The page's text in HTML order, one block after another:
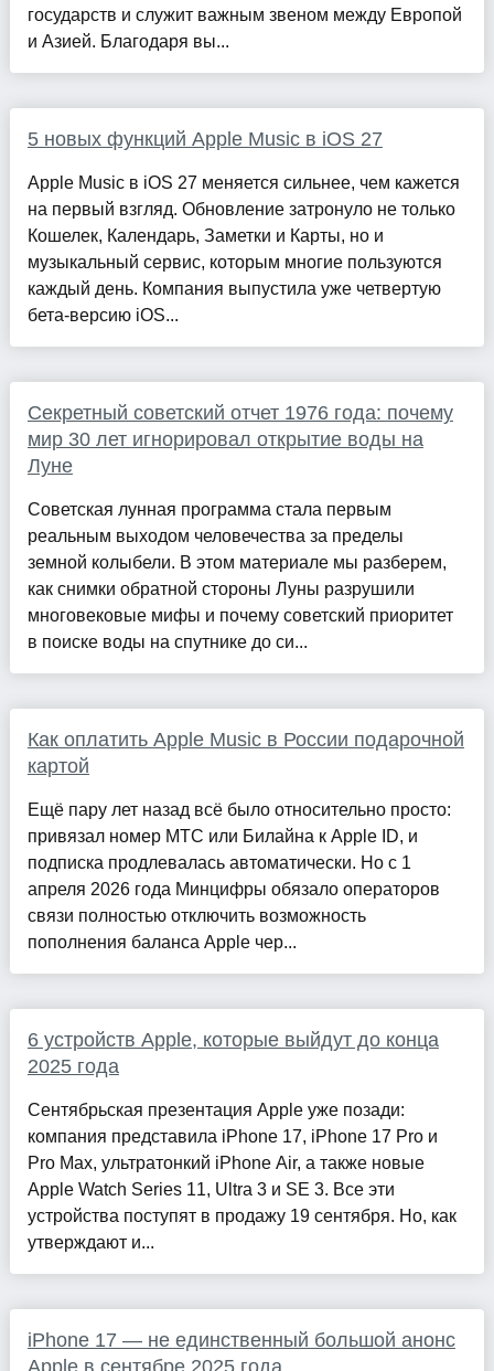
государств и служит важным звеном между Европой
и Азией. Благодаря вы...
5 новых функций Apple Music в iOS 27
Apple Music в iOS 27 меняется сильнее, чем кажется
на первый взгляд. Обновление затронуло не только
Кошелек, Календарь, Заметки и Карты, но и
музыкальный сервис, которым многие пользуются
каждый день. Компания выпустила уже четвертую
бета-версию iOS...
Секретный советский отчет 1976 года: почему
мир 30 лет игнорировал открытие воды на
Луне
Советская лунная программа стала первым
реальным выходом человечества за пределы
земной колыбели. В этом материале мы разберем,
как снимки обратной стороны Луны разрушили
многовековые мифы и почему советский приоритет
в поиске воды на спутнике до си...
Как оплатить Apple Music в России подарочной
картой
Ещё пару лет назад всё было относительно просто:
привязал номер МТС или Билайна к Apple ID, и
подписка продлевалась автоматически. Но с 1
апреля 2026 года Минцифры обязало операторов
связи полностью отключить возможность
пополнения баланса Apple чер...
6 устройств Apple, которые выйдут до конца
2025 года
Сентябрьская презентация Apple уже позади:
компания представила iPhone 17, iPhone 17 Pro и
Pro Max, ультратонкий iPhone Air, а также новые
Apple Watch Series 11, Ultra 3 и SE 3. Все эти
устройства поступят в продажу 19 сентября. Но, как
утверждают и...
iPhone 17 — не единственный большой анонс